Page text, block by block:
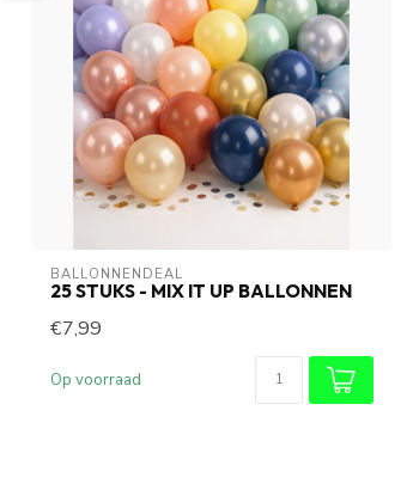
BALLONNENDEAL
25 STUKS - MIX IT UP BALLONNEN
€7,99
Op voorraad